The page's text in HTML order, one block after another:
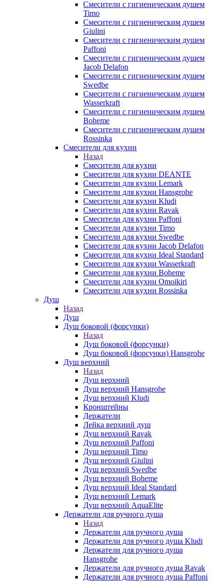
Смесители с гигиеническим душем
Timo
Смесители с гигиеническим душем
Giulini
Смесители с гигиеническим душем
Paffoni
Смесители с гигиеническим душем
Jacob Delafon
Смесители с гигиеническим душем
Swedbe
Смесители с гигиеническим душем
Wasserkraft
Смесители с гигиеническим душем
Boheme
Смесители с гигиеническим душем
Rossinka
Смесители для кухни
Назад
Смесители для кухни
Смесители для кухни DEANTE
Смесители для кухни Lemark
Смесители для кухни Hansgrohe
Смесители для кухни Kludi
Смесители для кухни Ravak
Смесители для кухни Paffoni
Смесители для кухни Timo
Смесители для кухни Swedbe
Смесители для кухни Jacob Delafon
Смесители для кухни Ideal Standard
Смесители для кухни Wasserkraft
Смесители для кухни Boheme
Смесители для кухни Omoikiri
Смесители для кухни Rossinka
Душ
Назад
Душ
Душ боковой (форсунки)
Назад
Душ боковой (форсунки)
Душ боковой (форсунки) Hansgrohe
Душ верхний
Назад
Душ верхний
Душ верхний Hansgrohe
Душ верхний Kludi
Кронштейны
Держатели
Лейка верхний душ
Душ верхний Ravak
Душ верхний Paffoni
Душ верхний Timo
Душ верхний Giulini
Душ верхний Swedbe
Душ верхний Boheme
Душ верхний Ideal Standard
Душ верхний Lemark
Душ верхний AquaElite
Держатели для ручного душа
Назад
Держатели для ручного душа
Держатели для ручного душа Kludi
Держатели для ручного душа
Hansgrohe
Держатели для ручного душа Ravak
Держатели для ручного душа Paffoni